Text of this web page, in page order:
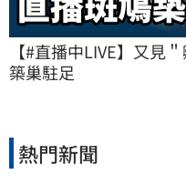
【#直播中LIVE】又見
築巢駐足
熱門新聞